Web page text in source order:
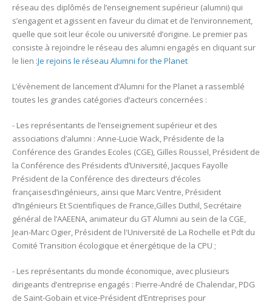
réseau des diplômés de l’enseignement supérieur (alumni) qui
s’engagent et agissent en faveur du climat et de l’environnement,
quelle que soit leur école ou université d’origine. Le premier pas
consiste à rejoindre le réseau des alumni engagés en cliquant sur
le lien :Je rejoins le réseau Alumni for the Planet
L’évènement de lancement d’Alumni for the Planet a rassemblé
toutes les grandes catégories d’acteurs concernées :
- Les représentants de l’enseignement supérieur et des
associations d’alumni : Anne-Lucie Wack, Présidente de la
Conférence des Grandes Ecoles (CGE), Gilles Roussel, Président de
la Conférence des Présidents d’Université, Jacques Fayolle
Président de la Conférence des directeurs d’écoles
françaisesd’ingénieurs, ainsi que Marc Ventre, Président
d’Ingénieurs Et Scientifiques de France,Gilles Duthil, Secrétaire
général de l’AAEENA, animateur du GT Alumni au sein de la CGE,
Jean-Marc Ogier, Président de l'Université de La Rochelle et Pdt du
Comité Transition écologique et énergétique de la CPU ;
- Les représentants du monde économique, avec plusieurs
dirigeants d’entreprise engagés : Pierre-André de Chalendar, PDG
de Saint-Gobain et vice-Président d’Entreprises pour